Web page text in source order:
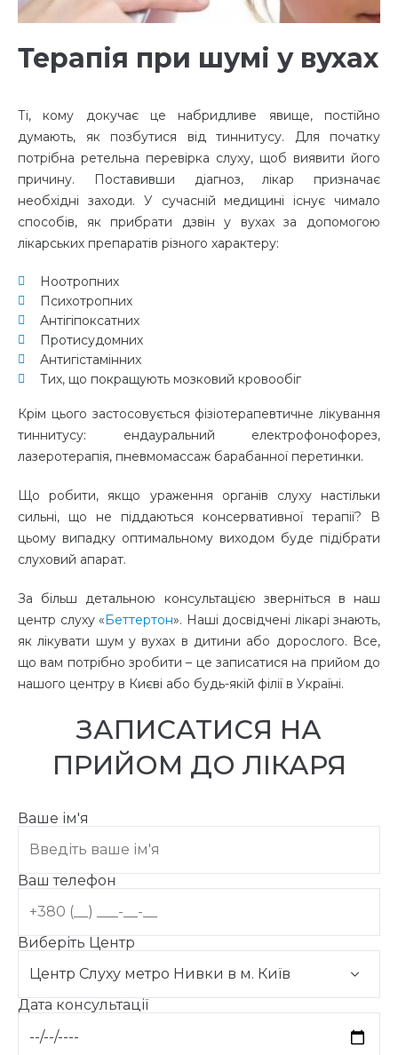
Терапія при шумі у вухах
Ті, кому докучає це набридливе явище, постійно
думають, як позбутися від тиннитусу. Для початку
потрібна ретельна перевірка слуху, щоб виявити його
причину. Поставивши діагноз, лікар призначає
необхідні заходи. У сучасній медицині існує чимало
способів, як прибрати дзвін у вухахза допомогою
лікарських препаратів різного характеру:
Ноотропних
Психотропних
Антігіпоксатних
Протисудомних
Антигістамінних
Тих, що покращують мозковий кровообіг
Крім цього застосовується фізіотерапевтичне лікування
тиннитусу: ендауральний електрофонофорез,
лазеротерапія, пневмомассаж барабанної перетинки.
Що робити, якщо ураження органів слуху настільки
сильні, що не піддаються консервативної терапії? В
цьому випадку оптимальному виходом буде підібрати
слуховий апарат.
За більш детальною консультацією зверніться в наш
центр слуху « Беттертон». Наші досвідчені лікарі знають,
як лікувати шум у вухах в дитини або дорослого. Все,
що вам потрібно зробити – це записатися на прийом до
нашого центру в Києві або будь-якій філії в Україні.
ЗАПИСАТИСЯ НА
ПРИЙОМ ДО ЛІКАРЯ
Ваше ім'я
Ваш телефон
Виберіть Центр
Дата консультації